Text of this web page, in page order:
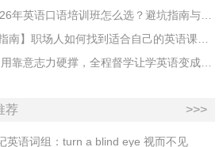
实测厦门机构后讲讲：2026年英语口语培训班怎么选？避坑指南与高效学习新范式
【上海成人英语机构选择指南】职场人如何找到适合自己的英语课程？
【2026英语怎么学？】不用靠意志力硬撑，全程督学让学英语变成日常习惯
荐 >>>
英语词组：turn a blind eye 视而不见